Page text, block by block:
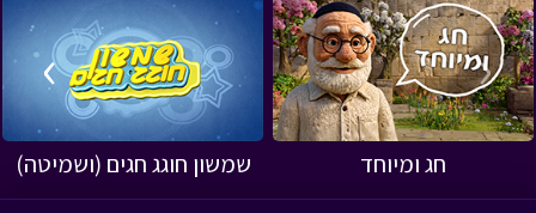
חג ומיוחד שמשון חוגג חגים (ושמיטה)
‹
›